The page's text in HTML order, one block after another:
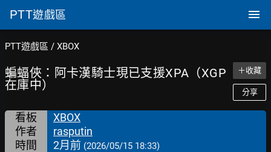
PTT遊戲區
PTT遊戲區 / XBOX
蝙蝠俠：阿卡漢騎士現已支援XPA（XGP
在庫中）
＋收藏
分享
看板
XBOX
作者
rasputin
時間
2月前 (2026/05/15 18:33)